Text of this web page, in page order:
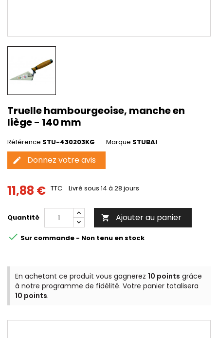
Truelle hambourgeoise, manche en
liège - 140 mm
Référence STU-430203KG Marque STUBAI
edit Donnez votre avis
11,88 € TTC Livré sous 14 à 28 jours
Quantité  Ajouter au panier
 Sur commande - Non tenu en stock
En achetant ce produit vous gagnerez 10 points grâce
à notre programme de fidélité. Votre panier totalisera
10 points.